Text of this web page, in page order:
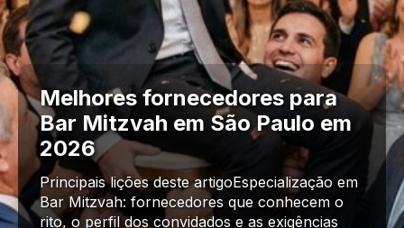
Melhores fornecedores para
Bar Mitzvah em São Paulo em
2026
Principais lições deste artigoEspecialização em
Bar Mitzvah: fornecedores que conhecem o
rito, o perfil dos convidados e as exigências